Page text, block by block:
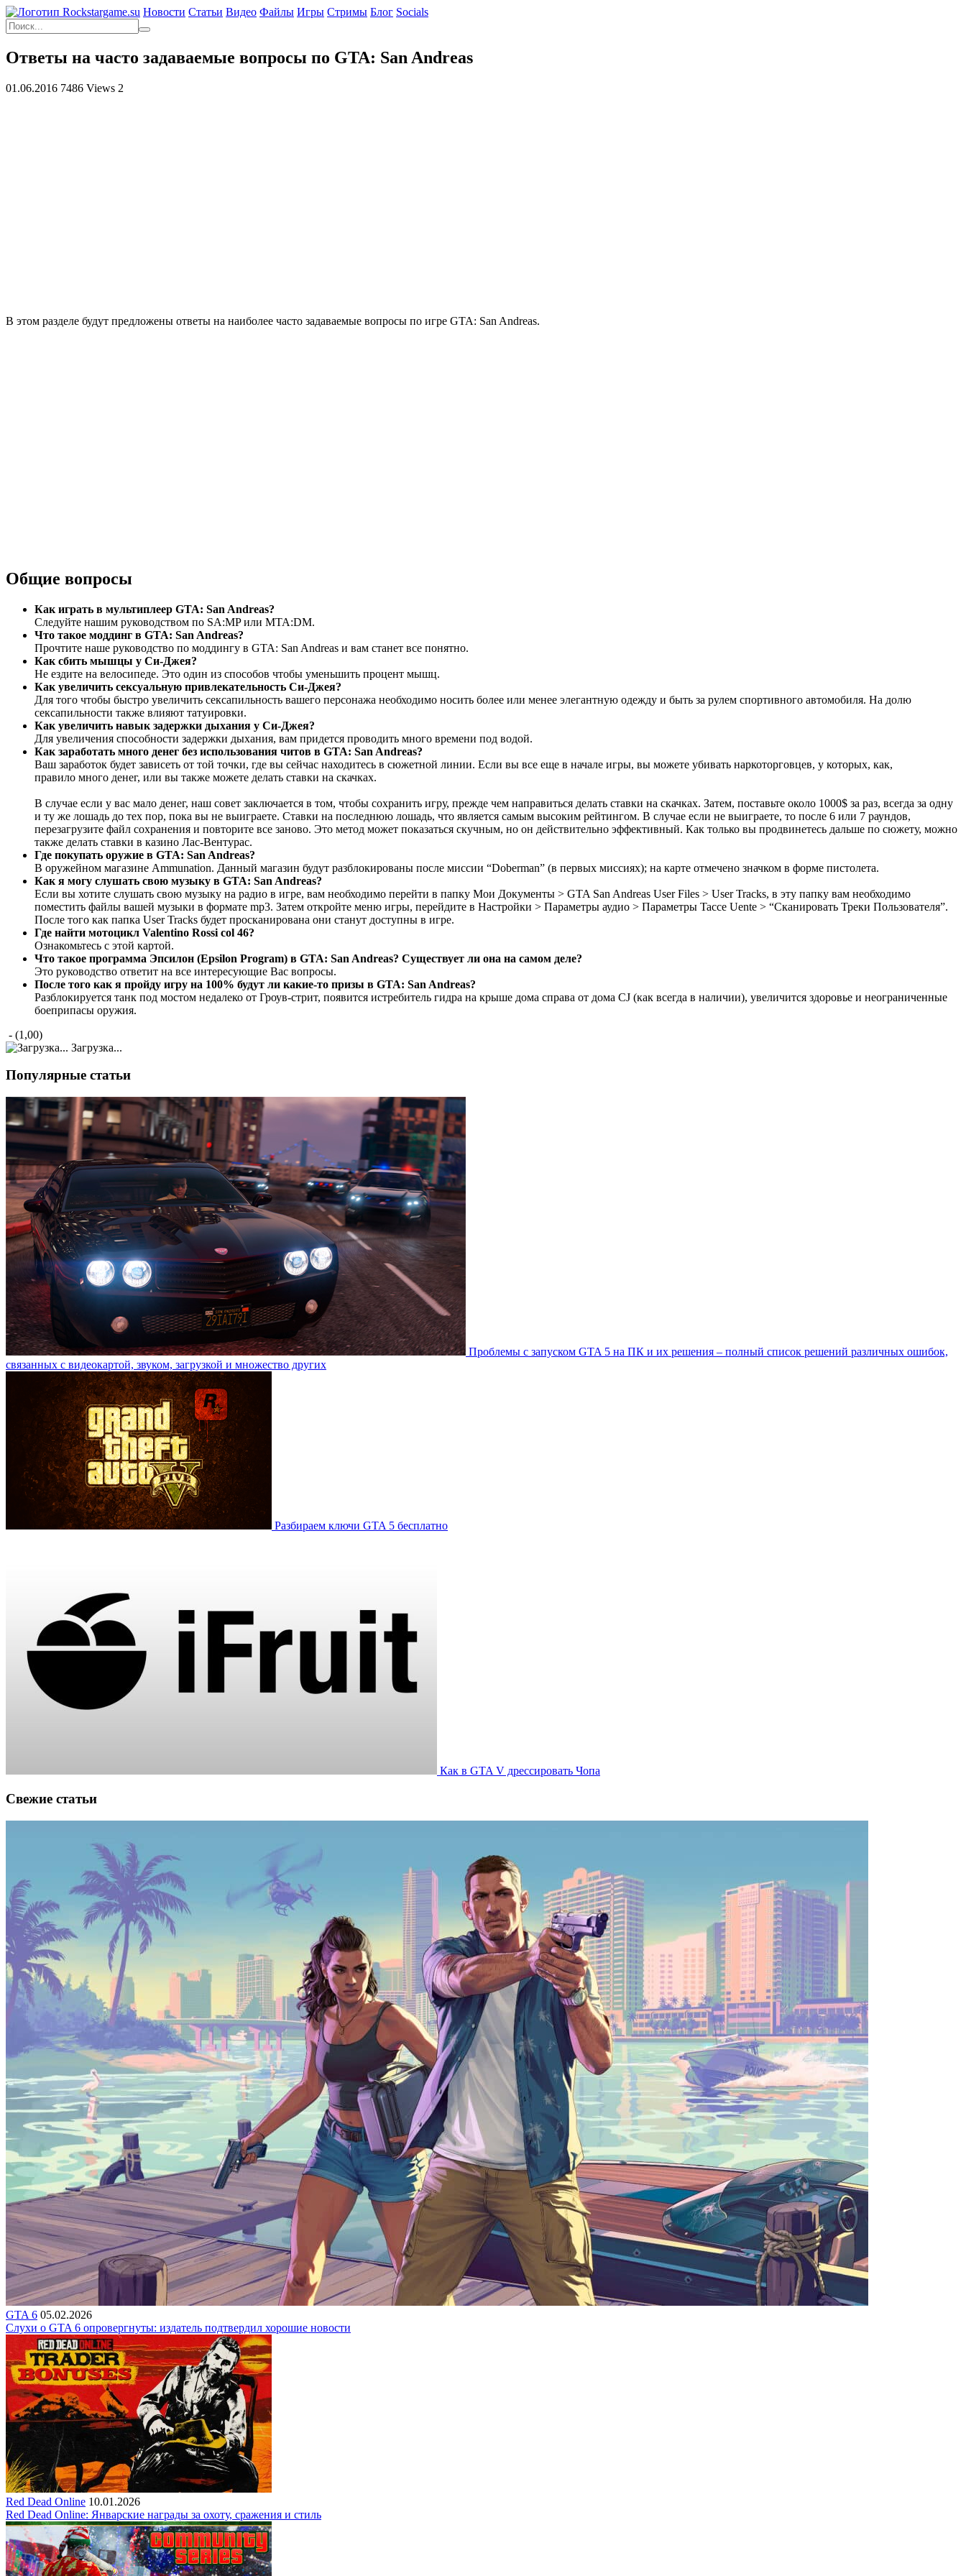
Новости Статьи Видео Файлы Игры Cтримы Блог Socials
Ответы на часто задаваемые вопросы по GTA: San Andreas
01.06.2016 7486 Views 2
В этом разделе будут предложены ответы на наиболее часто задаваемые вопросы по игре GTA: San Andreas.
Общие вопросы
Как играть в мультиплеер GTA: San Andreas?
Следуйте нашим руководством по SA:MP или MTA:DM.
Что такое моддинг в GTA: San Andreas?
Прочтите наше руководство по моддингу в GTA: San Andreas и вам станет все понятно.
Как сбить мышцы у Си-Джея?
Не ездите на велосипеде. Это один из способов чтобы уменьшить процент мышц.
Как увеличить сексуальную привлекательность Си-Джея?
Для того чтобы быстро увеличить сексапильность вашего персонажа необходимо носить более или менее элегантную одежду и быть за рулем спортивного автомобиля. На долю
сексапильности также влияют татуировки.
Как увеличить навык задержки дыхания у Си-Джея?
Для увеличения способности задержки дыхания, вам придется проводить много времени под водой.
Как заработать много денег без использования читов в GTA: San Andreas?
Ваш заработок будет зависеть от той точки, где вы сейчас находитесь в сюжетной линии. Если вы все еще в начале игры, вы можете убивать наркоторговцев, у которых, как,
правило много денег, или вы также можете делать ставки на скачках.
В случае если у вас мало денег, наш совет заключается в том, чтобы сохранить игру, прежде чем направиться делать ставки на скачках. Затем, поставьте около 1000$ за раз, всегда за одну
и ту же лошадь до тех пор, пока вы не выиграете. Ставки на последнюю лошадь, что является самым высоким рейтингом. В случае если не выиграете, то после 6 или 7 раундов,
перезагрузите файл сохранения и повторите все заново. Это метод может показаться скучным, но он действительно эффективный. Как только вы продвинетесь дальше по сюжету, можно
также делать ставки в казино Лас-Вентурас.
Где покупать оружие в GTA: San Andreas?
В оружейном магазине Ammunation. Данный магазин будут разблокированы после миссии “Doberman” (в первых миссиях); на карте отмечено значком в форме пистолета.
Как я могу слушать свою музыку в GTA: San Andreas?
Если вы хотите слушать свою музыку на радио в игре, вам необходимо перейти в папку Мои Документы > GTA San Andreas User Files > User Tracks, в эту папку вам необходимо
поместить файлы вашей музыки в формате mp3. Затем откройте меню игры, перейдите в Настройки > Параметры аудио > Параметры Tacce Uente > “Сканировать Треки Пользователя”.
После того как папка User Tracks будет просканирована они станут доступны в игре.
Где найти мотоцикл Valentino Rossi col 46?
Ознакомьтесь с этой картой.
Что такое программа Эпсилон (Epsilon Program) в GTA: San Andreas? Существует ли она на самом деле?
Это руководство ответит на все интересующие Вас вопросы.
После того как я пройду игру на 100% будут ли какие-то призы в GTA: San Andreas?
Разблокируется танк под мостом недалеко от Гроув-стрит, появится истребитель гидра на крыше дома справа от дома CJ (как всегда в наличии), увеличится здоровье и неограниченные
боеприпасы оружия.
- (1,00)
Загрузка...
Популярные статьи
Проблемы с запуском GTA 5 на ПК и их решения – полный список решений различных ошибок,
связанных с видеокартой, звуком, загрузкой и множество других
Разбираем ключи GTA 5 бесплатно
Как в GTA V дрессировать Чопа
Свежие статьи
GTA 6 05.02.2026
Слухи о GTA 6 опровергнуты: издатель подтвердил хорошие новости
Red Dead Online 10.01.2026
Red Dead Online: Январские награды за охоту, сражения и стиль